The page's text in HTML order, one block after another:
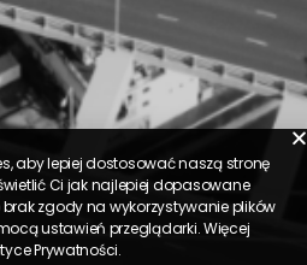
aby lepiej dostosować naszą stronę
Ci jak najlepiej dopasowane
zgody na wykorzystywanie plików
ustawień przeglądarki. Więcej
Prywatności.